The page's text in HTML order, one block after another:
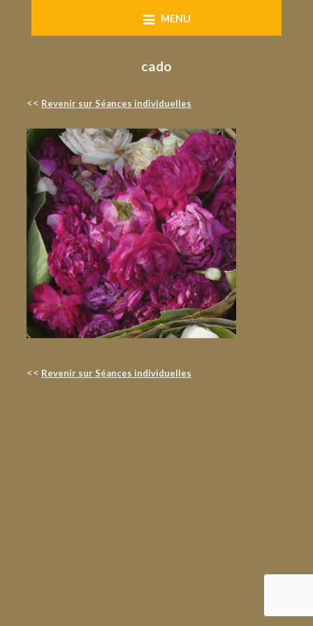
to
MENU
cado
<< Revenir sur Séances individuelles
<< Revenir sur Séances individuelles